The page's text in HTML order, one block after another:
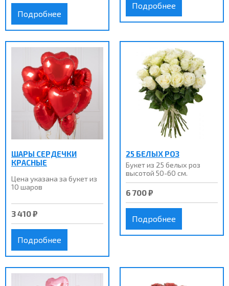
Подробнее
Подробнее
ШАРЫ СЕРДЕЧКИ
КРАСНЫЕ
Цена указана за букет из
10 шаров
3 410 ₽
Подробнее
25 БЕЛЫХ РОЗ
Букет из 25 белых роз
высотой 50-60 см.
6 700 ₽
Подробнее